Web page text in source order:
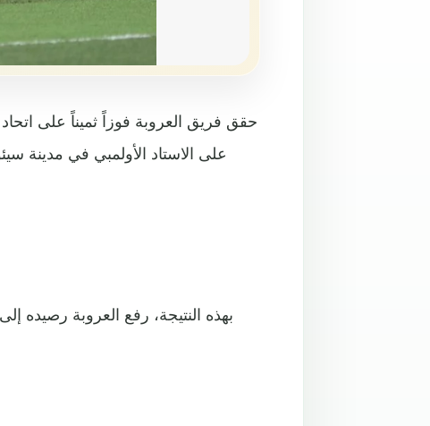
حقق فريق العروبة فوزاً ثميناً على
على الاستاد الأولمبي في مدينة
بهذه النتيجة، رفع العروبة رصيده